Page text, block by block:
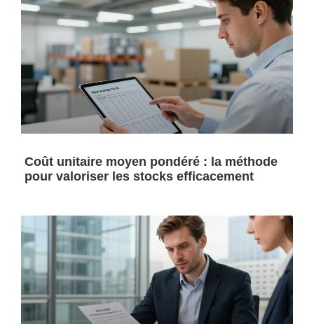
Coût unitaire moyen pondéré : la méthode
pour valoriser les stocks efficacement